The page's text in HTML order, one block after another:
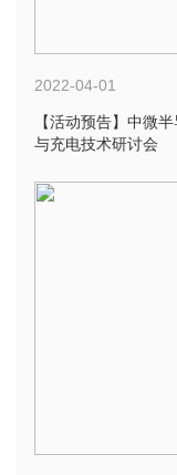
2022-04-01
【活动预告】中微
与充电技术研讨会